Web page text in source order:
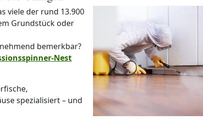
viele der rund 13.900
Grundstück oder
bemerkbar?
Nest
spezialisiert – und